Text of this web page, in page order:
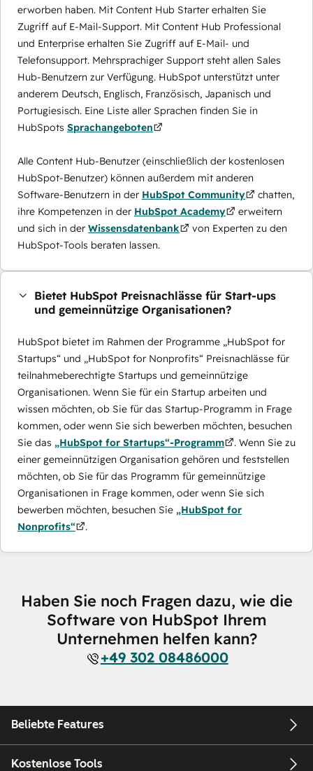
erworben haben. Mit Content Hub Starter erhalten Sie
Zugriff auf E-Mail-Support. Mit Content Hub Professional
und Enterprise erhalten Sie Zugriff auf E-Mail- und
Telefonsupport. Mehrsprachiger Support steht allen Sales
Hub-Benutzern zur Verfügung. HubSpot unterstützt unter
anderem Deutsch, Englisch, Französisch, Japanisch und
Portugiesisch. Eine Liste aller Sprachen finden Sie in
HubSpots Sprachangeboten
Alle Content Hub-Benutzer (einschließlich der kostenlosen
HubSpot-Benutzer) können außerdem mit anderen
Software-Benutzern in der HubSpot Community
chatten,
ihre Kompetenzen in der HubSpot Academy
erweitern
und sich in der Wissensdatenbank
von Experten zu den
HubSpot-Tools beraten lassen.
Bietet HubSpot Preisnachlässe für Start-ups
und gemeinnützige Organisationen?
HubSpot bietet im Rahmen der Programme „HubSpot for
Startups“ und „HubSpot for Nonprofits“ Preisnachlässe für
teilnahmeberechtigte Startups und gemeinnützige
Organisationen. Wenn Sie für ein Startup arbeiten und
wissen möchten, ob Sie für das Startup-Programm in Frage
kommen, oder wenn Sie sich bewerben möchten, besuchen
Sie das „HubSpot for Startups“-Programm
. Wenn Sie zu
einer gemeinnützigen Organisation gehören und feststellen
möchten, ob Sie für das Programm für gemeinnützige
Organisationen in Frage kommen, oder wenn Sie sich
bewerben möchten, besuchen Sie „HubSpot for
Nonprofits“
.
Haben Sie noch Fragen dazu, wie die
Software von HubSpot Ihrem
Unternehmen helfen kann?
+49 302 08486000
Beliebte Features
Kostenlose Tools